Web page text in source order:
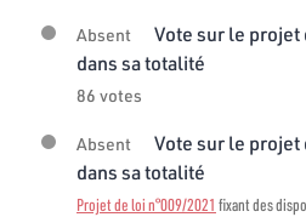
Absent
Vote sur le
dans sa totalité
86 votes
Absent
Vote sur le
dans sa totalité
Projet de loi n°009/2021 fixant des